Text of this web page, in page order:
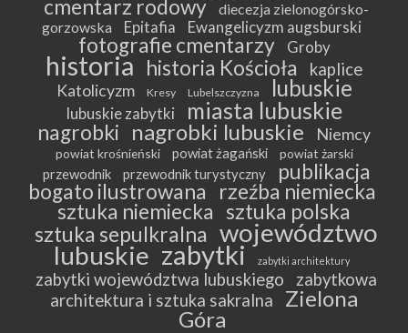
cmentarz rodowy
diecezja zielonogórsko-
gorzowska
Epitafia Ewangelicyzm augsburski
fotografie cmentarzy Groby
historia historia Kościoła kaplice
Katolicyzm Kresy Lubelszczyzna lubuskie
lubuskie zabytki miasta lubuskie
nagrobki nagrobki lubuskie Niemcy
powiat krośnieński powiat żagański powiat żarski
przewodnik przewodnik turystyczny
publikacja
bogato ilustrowana
rzeźba niemiecka
sztuka niemiecka sztuka polska
sztuka sepulkralna województwo
lubuskie zabytki zabytki architektury
zabytki województwa lubuskiego
zabytkowa
architektura i sztuka sakralna
Zielona
Góra